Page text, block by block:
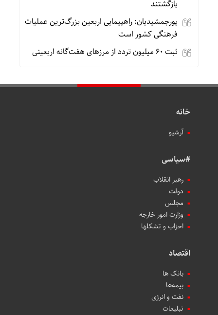
بازگشتند
پورجمشیدیان: راهپیمایی اربعین بزرگ‌ترین عملیات
فرهنگی کشور است
ثبت ۶۰ میلیون تردد از مرزهای هفت‌گانه اربعینی
خانه
آرشیو
#سیاسی
رهبر انقلاب
دولت
مجلس
وزارت امور خارجه
احزاب و تشکلها
اقتصاد
بانک ها
بیمه‌ها
نفت و انرژی
تبلیغات